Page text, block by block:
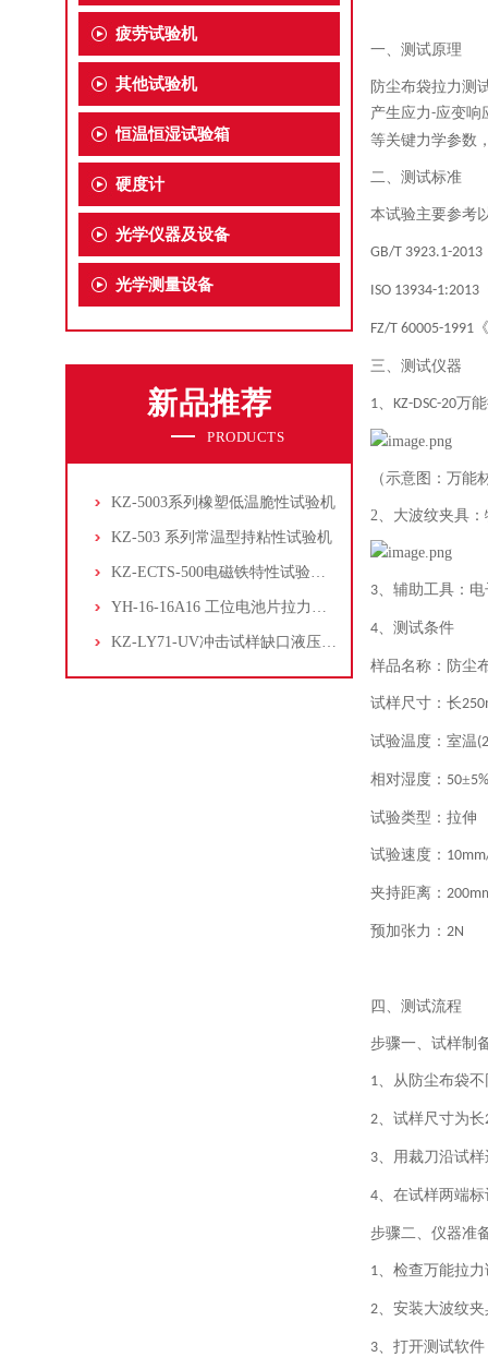
疲劳试验机
其他试验机
恒温恒湿试验箱
硬度计
光学仪器及设备
光学测量设备
新品推荐
PRODUCTS
KZ-5003系列橡塑低温脆性试验机
KZ-503 系列常温型持粘性试验机
KZ-ECTS-500电磁铁特性试验系统
YH-16-16A16 工位电池片拉力试验机
KZ-LY71-UV冲击试样缺口液压拉床
一、测试原理
防尘布袋拉力测
产生应力-应变响
等关键力学参数
二、测试标准
本试验主要参考
GB/T 3923.1-2013
ISO 13934-1:2013
FZ/T 60005-1991
三、测试仪器
1、 KZ-DSC-20万
（示意图：万能
2、大波纹夹具
3、辅助工具：
4、测试条件
样品名称：防尘
试样尺寸：长
试验温度：室温
相对湿度： 50±
试验类型：拉伸
试验速度：
夹持距离：
预加张力： 2N
四、测试流程
步骤一、试样制
1、从防尘布袋
2、试样尺寸为长
3、用裁刀沿试
4、在试样两端
步骤二、仪器准
1、检查万能拉
2、安装大波纹
3、打开测试软